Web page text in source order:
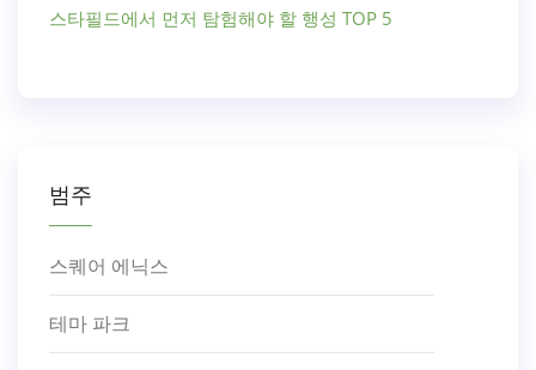
스타필드에서 먼저 탐험해야 할 행성 TOP 5
범주
스퀘어 에닉스
테마 파크